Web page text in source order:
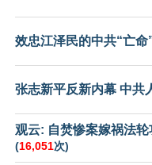
效忠江泽民的中共“亡命
张志新平反新内幕 中共
观云: 自焚惨案嫁祸法
(16,051次)